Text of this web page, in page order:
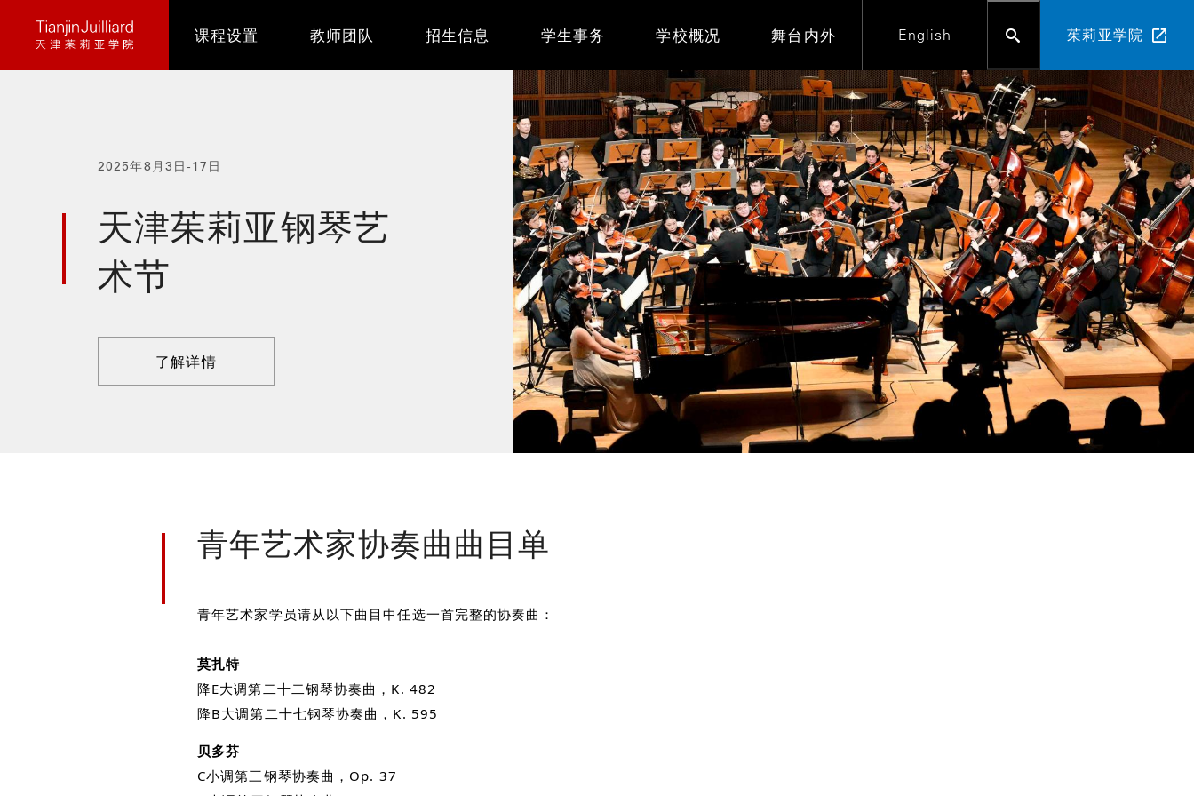
navigation
课程设置 教师团队 招生信息 学生事务 学校概况 舞台内外 English 茱莉亚学院
2025年8月3日-17日
天津茱莉亚钢琴艺
术节
了解详情
青年艺术家协奏曲曲目单
青年艺术家学员请从以下曲目中任选一首完整的协奏曲：
莫扎特
降E大调第二十二钢琴协奏曲，K. 482
降B大调第二十七钢琴协奏曲，K. 595
贝多芬
C小调第三钢琴协奏曲，Op. 37